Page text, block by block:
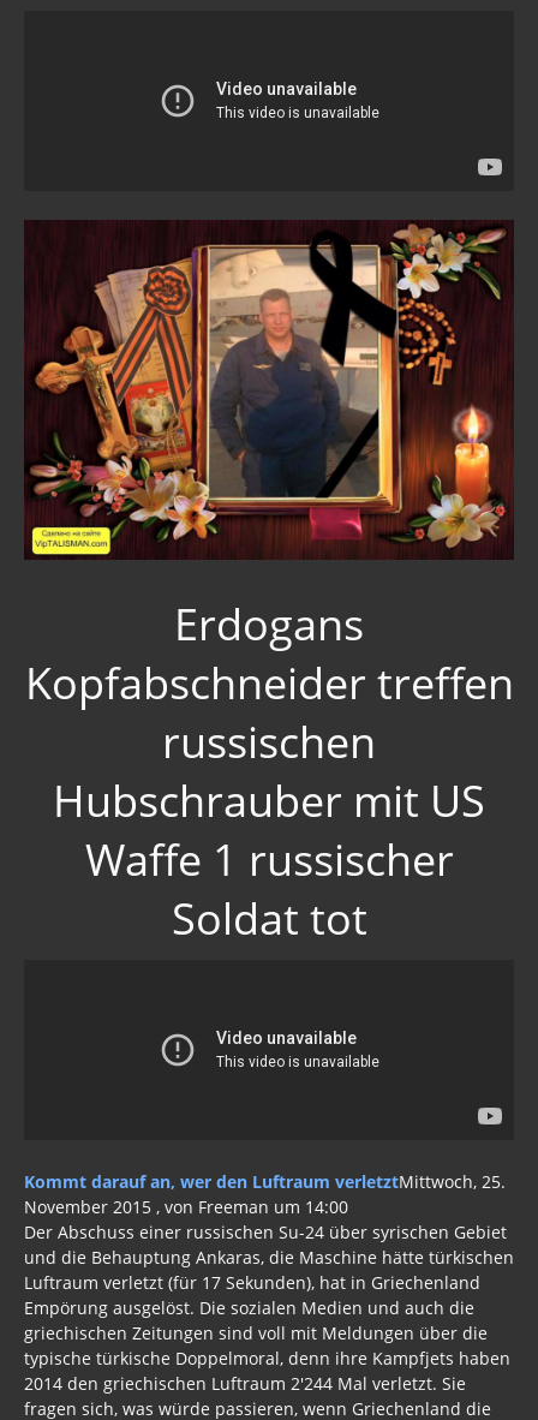
Erdogans
Kopfabschneider treffen
russischen
Hubschrauber mit US
Waffe 1 russischer
Soldat tot
Kommt darauf an, wer den Luftraum verletztMittwoch, 25.
November 2015 , von Freeman um 14:00
Der Abschuss einer russischen Su-24 über syrischen Gebiet
und die Behauptung Ankaras, die Maschine hätte türkischen
Luftraum verletzt (für 17 Sekunden), hat in Griechenland
Empörung ausgelöst. Die sozialen Medien und auch die
griechischen Zeitungen sind voll mit Meldungen über die
typische türkische Doppelmoral, denn ihre Kampfjets haben
2014 den griechischen Luftraum 2'244 Mal verletzt. Sie
fragen sich, was würde passieren, wenn Griechenland die